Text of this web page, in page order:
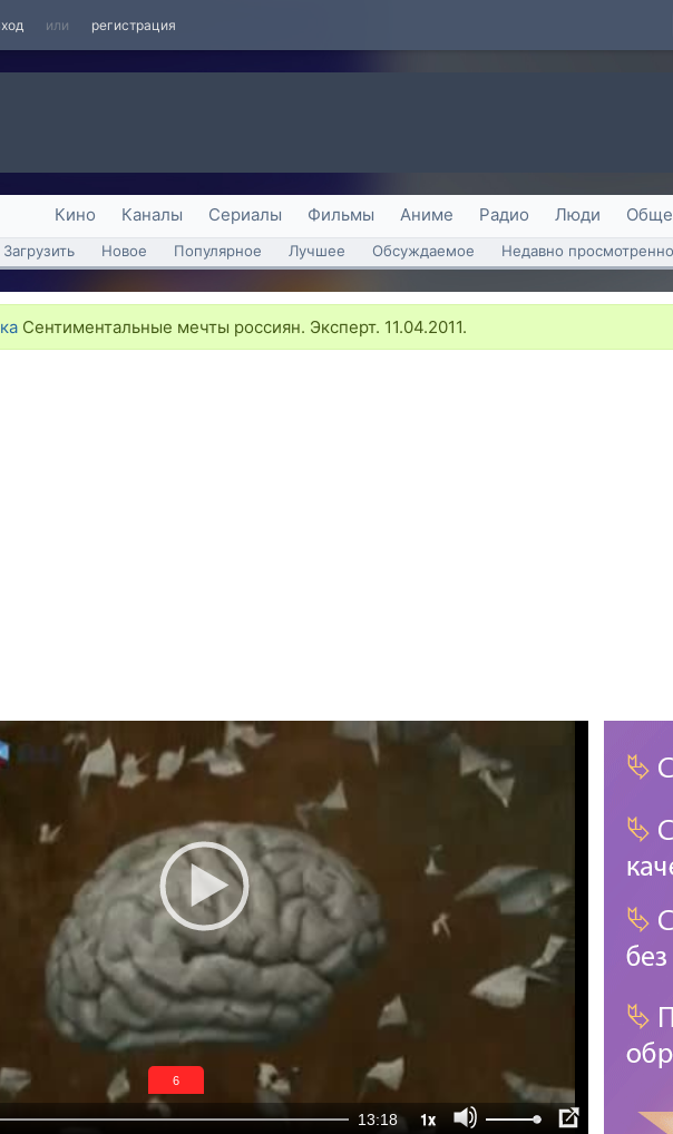
или регистрация
Кино Каналы Сериалы Фильмы Аниме Радио Люди
Загрузить Новое Популярное Лучшее Обсуждаемое Недавно
Сентиментальные мечты россиян. Эксперт. 11.04.2011.
13:18 1x
6